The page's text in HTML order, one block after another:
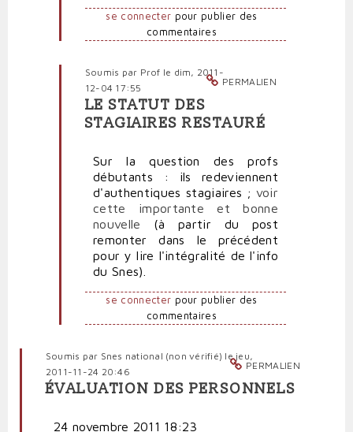
se connecter pour publier des
commentaires
PERMALIEN
Soumis par Prof le dim, 2011-
12-04 17:55
En
réponse
Nous
pouvons
aussi
frapper
fort
par
Professeure
fo…
vérifié)
LE STATUT DES
STAGIAIRES RESTAURÉ
Sur la question des profs
débutants : ils redeviennent
d'authentiques stagiaires ; voir
cette importante et bonne
nouvelle (à partir du post
remonter dans le précédent
pour y lire l'intégralité de l'info
du Snes).
se connecter pour publier des
commentaires
PERMALIEN
Soumis par Snes national (non vérifié) le jeu,
2011-11-24 20:46
ÉVALUATION DES PERSONNELS
24 novembre 2011 18:23